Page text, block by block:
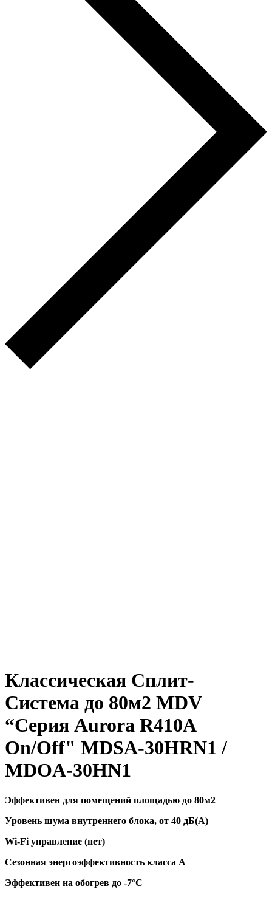
Классическая Сплит-
Система до 80м2 MDV
“Серия Aurora R410A
On/Off" MDSA-30HRN1 /
MDOA-30HN1
Эффективен для помещений площадью до 80м2
Уровень шума внутреннего блока, от 40 дБ(А)
Wi-Fi управление (нет)
Сезонная энергоэффективность класса А
Эффективен на обогрев до -7°C